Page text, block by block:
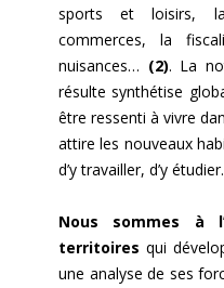
sports et loisirs, la
commerces, la
nuisances… (2). La
résulte synthétise
être ressenti à vivre
attire les nouveaux
d’y travailler, d’y étudier.
Nous sommes à
territoires qui
une analyse de ses